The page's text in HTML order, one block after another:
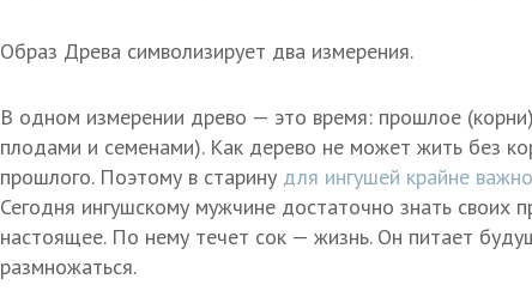
Образ Древа символизирует два измерения.
В одном измерении древо — это время: прошлое
плодами и семенами). Как дерево не может жить без
прошлого. Поэтому в старину для ингушей крайне важно
Сегодня ингушскому мужчине достаточно знать своих
настоящее. По нему течет сок — жизнь. Он питает
размножаться.